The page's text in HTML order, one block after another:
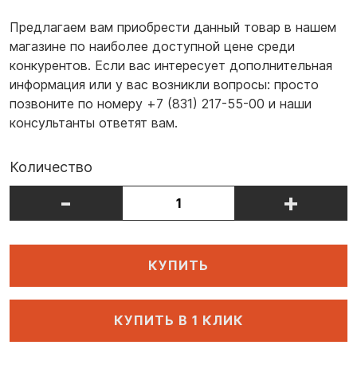
Предлагаем вам приобрести данный товар в нашем
магазине по наиболее доступной цене среди
конкурентов. Если вас интересует дополнительная
информация или у вас возникли вопросы: просто
позвоните по номеру +7 (831) 217-55-00 и наши
консультанты ответят вам.
Количество
- +
КУПИТЬ
КУПИТЬ В 1 КЛИК